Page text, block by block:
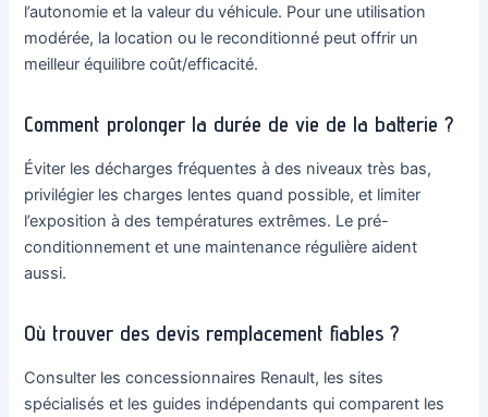
l’autonomie et la valeur du véhicule. Pour une utilisation
modérée, la location ou le reconditionné peut offrir un
meilleur équilibre coût/efficacité.
Comment prolonger la durée de vie de la batterie ?
Éviter les décharges fréquentes à des niveaux très bas,
privilégier les charges lentes quand possible, et limiter
l’exposition à des températures extrêmes. Le pré-
conditionnement et une maintenance régulière aident
aussi.
Où trouver des devis remplacement fiables ?
Consulter les concessionnaires Renault, les sites
spécialisés et les guides indépendants qui comparent les